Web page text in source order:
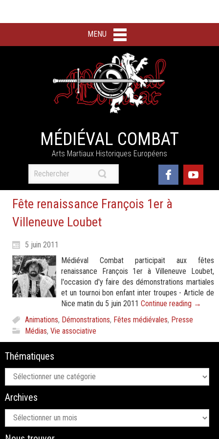
MENU
MÉDIÉVAL COMBAT
Arts Martiaux Historiques Européens
Fête renaissance François 1er à
Villeneuve Loubet
5 juin 2011
Médiéval Combat participait aux fêtes
renaissance François 1er à Villeneuve Loubet,
l'occasion d'y faire des démonstrations martiales
et un tournoi bon enfant inter troupes - Article de
Nice matin du 5 juin 2011 Continue reading →
Animations, Démonstrations, Fêtes médiévales, Presse
Médias, Vie associative
Thématiques
Thématiques
Archives
Archives